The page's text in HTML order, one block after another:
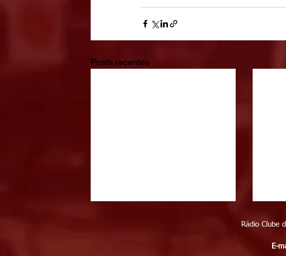
Posts recentes
Rádio Clube
E-